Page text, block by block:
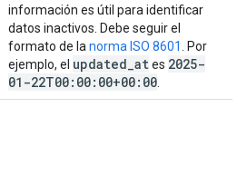
información es útil para identificar
datos inactivos. Debe seguir el
formato de la norma ISO 8601
. Por
ejemplo, el updated ates 2025-
01-22T00:00:00+00:00